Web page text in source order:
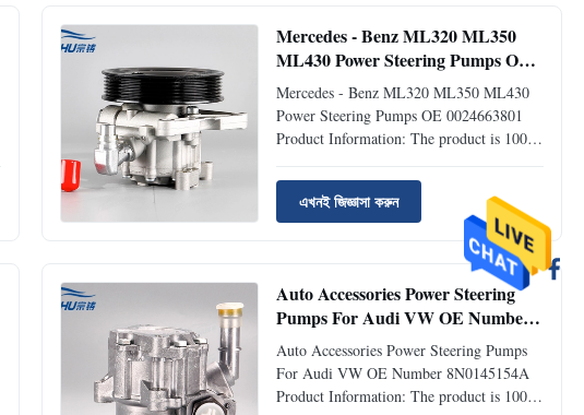
0024669001;0024669001 ...
Mercedes - Benz ML320 ML350
ML430 Power Steering Pumps OE
0024663801
Mercedes - Benz ML320 ML350 ML430
Power Steering Pumps OE 0024663801 ​
Product Information: The product is 100%
Power Steering Pump OEM No.:
0024663801 Model No.: 0024663801
Product Condition: Brand New Warranty
Period: 12 Months MOQ: 10 Pieces
এখনই জিজ্ঞাসা করুন
Auto Accessories Power Steering
Pumps For Audi VW OE Number
8N0145154A
Auto Accessories Power Steering Pumps
For Audi VW OE Number 8N0145154A ​
Product Information: The product is 100%